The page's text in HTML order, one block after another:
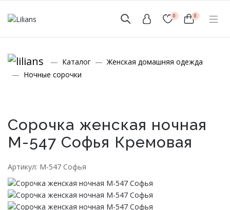
0 0
+7 (999) 156-56-43
www.lilians-kazan@mail.ru
Мужской Ассортимент
Детcкий трикотаж
Каталог
Женская домашняя одежда
Ночные сорочки
Сорочка женская ночная
М-547 Софья Кремовая
Артикул: М-547 Софья